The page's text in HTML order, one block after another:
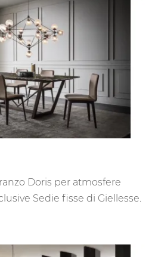
Doris per atmosfere
Sedie fisse di Giellesse.